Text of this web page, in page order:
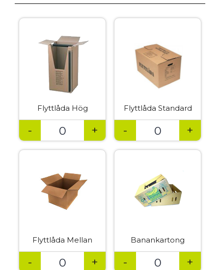
Flyttlåda Hög
- +
Flyttlåda Standard
- +
Flyttlåda Mellan
- +
Banankartong
- +